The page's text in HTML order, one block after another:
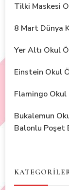
Tilki Maskesi
8 Mart Dünya
Yer Altı Okul
Einstein Okul
Flamingo Okul
Bukalemun
Balonlu Poşet